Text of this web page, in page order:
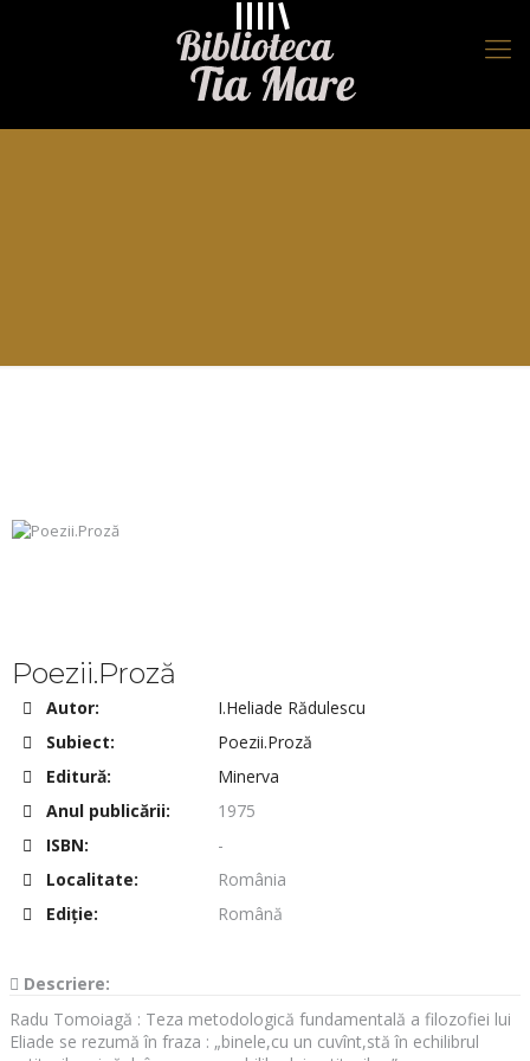
Poezii.Proză
Autor:
I.Heliade Rădulescu
Subiect:
Poezii.Proză
Editură:
Minerva
Anul publicării:
1975
ISBN:
-
Localitate:
România
Ediţie:
Română
Descriere:
Radu Tomoiagă : Teza metodologică fundamentală a filozofiei lui
Eliade se rezumă în fraza : „binele,cu un cuvînt,stă în echilibrul